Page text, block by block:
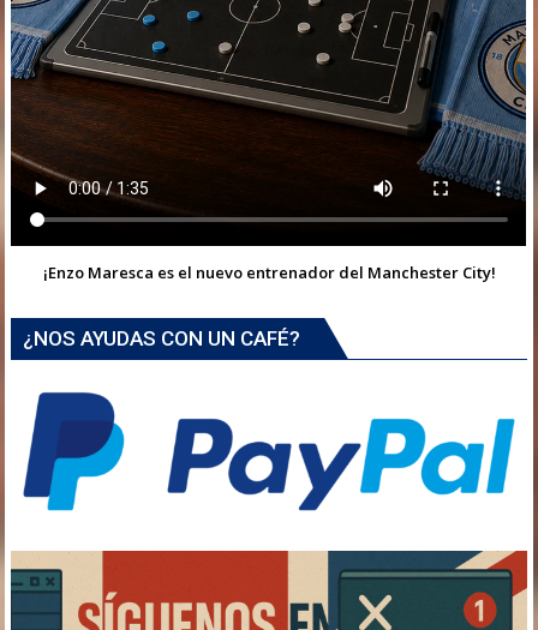
¡Enzo Maresca es el nuevo entrenador del Manchester City!
¿NOS AYUDAS CON UN CAFÉ?